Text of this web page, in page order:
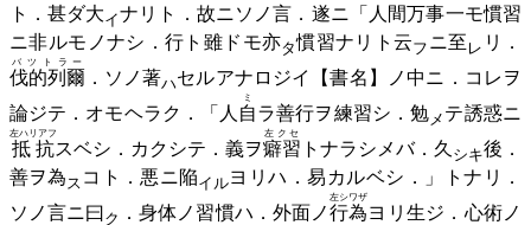
ト．甚ダ大イナリト．故ニソノ言．遂ニ「人間万事一モ慣習
ニ非ルモノナシ．行ト雖ドモ亦タ慣習ナリト 云フ ニ至 レ リ．
伐的列爾
バツトラー
．ソノ著ハセルアナロジイ【書名】ノ中ニ．コレヲ
論ジテ．オモヘラク．「人 自
ミ
ラ善行ヲ練習シ． 勉メ テ誘惑ニ
抵抗
左ハリアフ
スベシ．カクシテ．義ヲ癖習
左クセ
トナラシメバ． 久 シキ後．
善ヲ為ス コト．悪ニ陥イルヨリハ．易カルベシ．」トナリ．
ソノ言ニ曰ク ．身体ノ習慣ハ．外面ノ行為
左シワザ
ヨリ生ジ．心術ノ